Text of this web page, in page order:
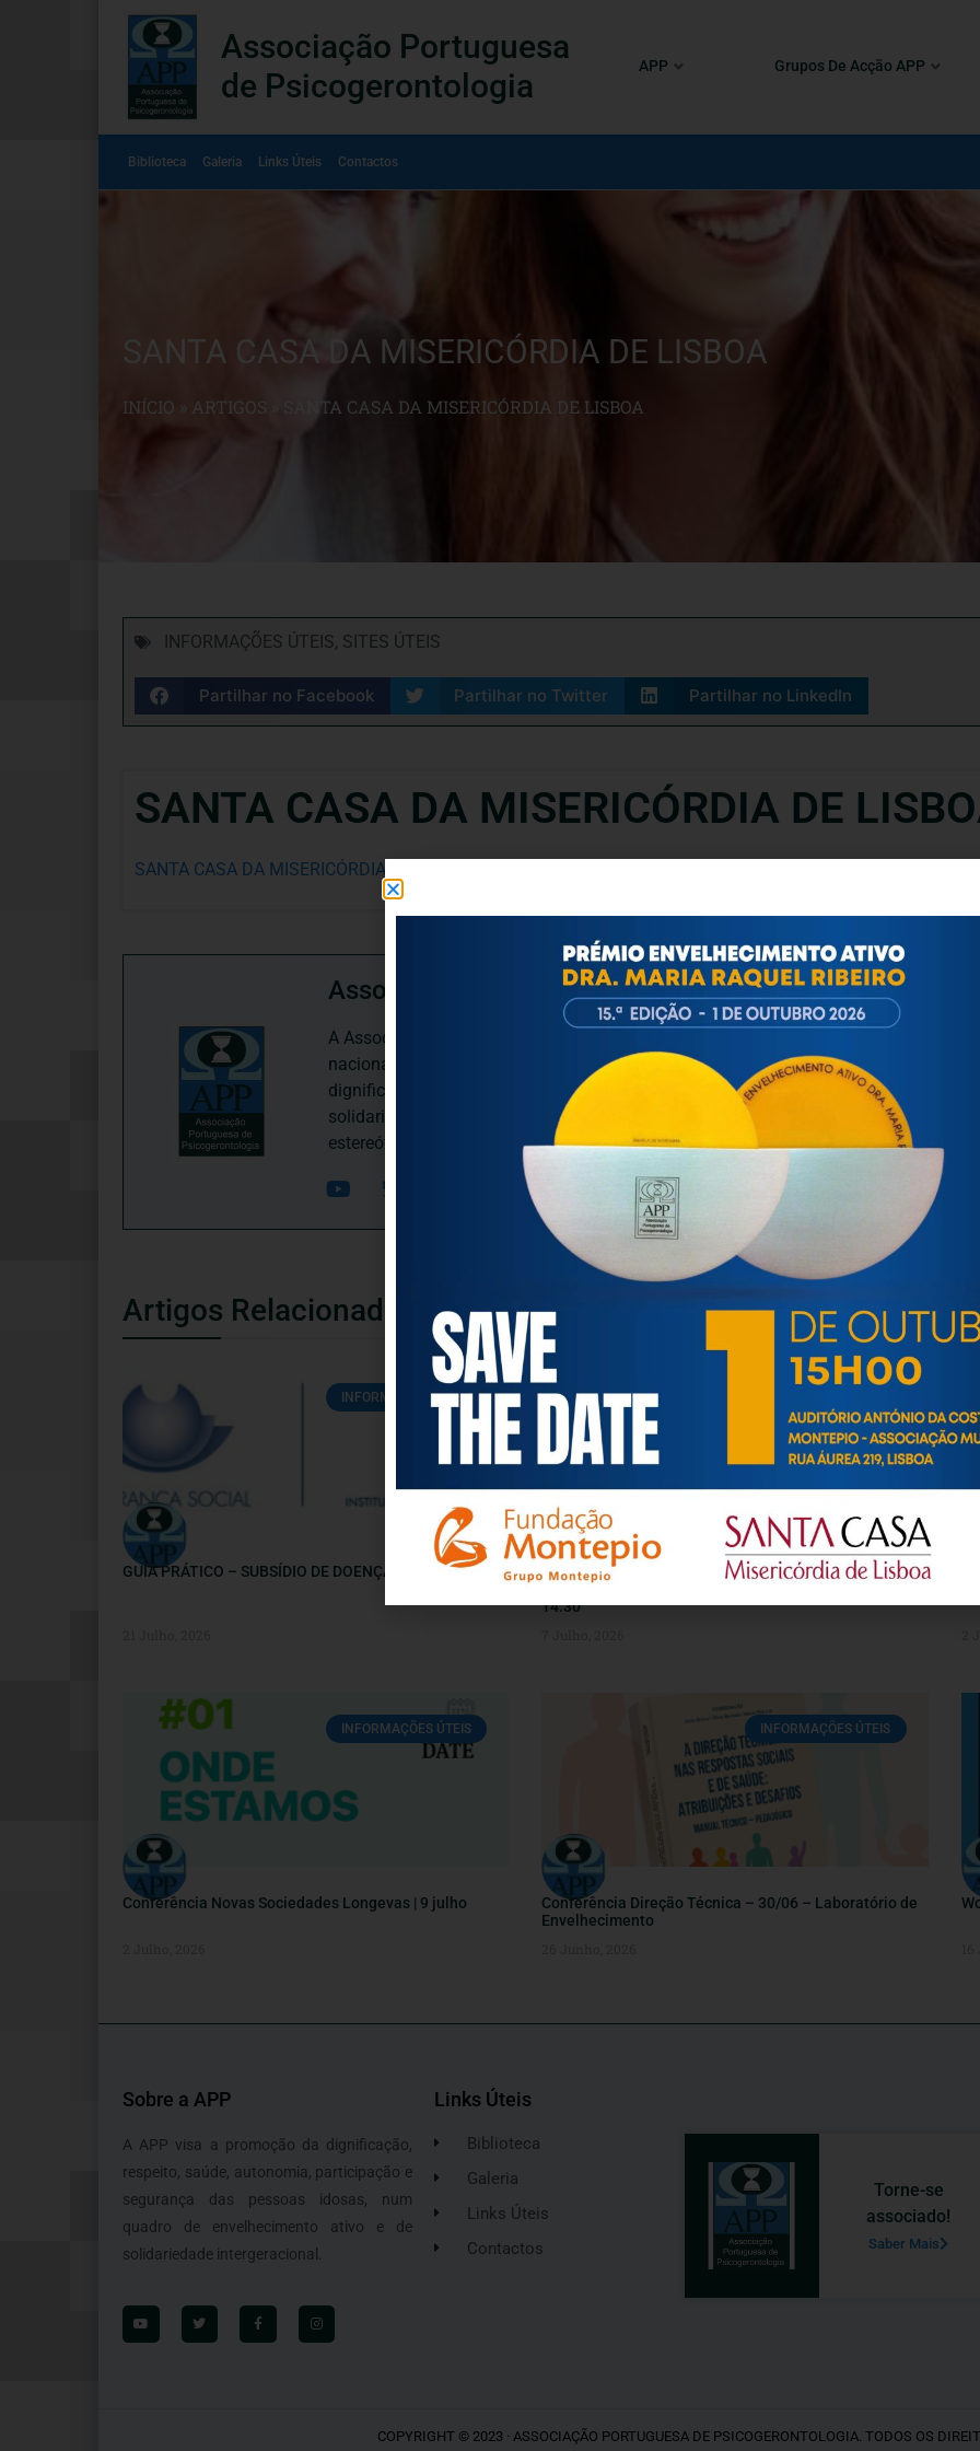
Associação Portuguesa
de Psicogerontologia
APP Grupos De Acção APP
Biblioteca Galeria Links Úteis Contactos
SANTA CASA DA MISERICÓRDIA DE LISBOA
INÍCIO » ARTIGOS SANTA CASA DA MISERICÓRDIA DE LISBOA
INFORMAÇÕES ÚTEIS, SITES ÚTEIS
Partilhar no Facebook Partilhar no Twitter Partilhar no LinkedIn
SANTA CASA DA MISERICÓRDIA DE
SANTA CASA DA MISERICÓRDIA DE LISBOA
Associação Portuguesa de Psicogerontologia
A Associação Portuguesa de Psicogerontologia-APP, Instituição Particular de
nacional, dedica-se às questões biopsicológicas e sociais inerentes ao
dignificação, respeito, saúde, autonomia, participação e segurança das pessoas
solidariedade intergeracional, e de uma sociedade mais inclusiva para todas as
estereótipos negativos relativamente à idade e ao envelhecimento.
Artigos Relacionados
INFORMAÇÕES ÚTEIS
GUIA PRÁTICO – SUBSÍDIO DE DOENÇA
Convite | Webinar online “Universidades Sénior: Medir
Impactos, Sonhar Futuros” 17 de julho (sexta-feira);
14:30
INFORMAÇÕES ÚTEIS
Conferência Novas Sociedades Longevas | 9 julho
INFORMAÇÕES ÚTEIS
Conferência Direção Técnica – 30/06 – Laboratório de
Envelhecimento
Sobre a APP
A APP visa a promoção da dignificação,
respeito, saúde, autonomia, participação e
segurança das pessoas idosas, num
quadro de envelhecimento ativo e de
solidariedade intergeracional.
Links Úteis
Biblioteca
Galeria
Links Úteis
Contactos
Torne-se
associado!
Saber Mais
COPYRIGHT © 2023 · ASSOCIAÇÃO PORTUGUESA DE PSICOGERONTOLOGIA. TODOS OS